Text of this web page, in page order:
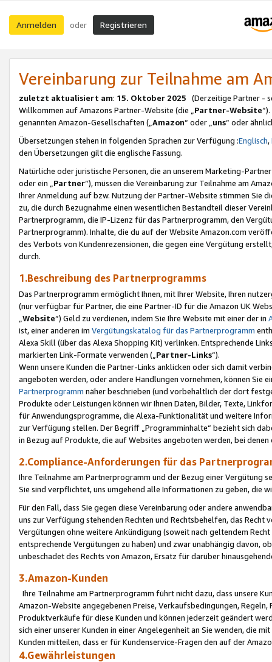
Anmelden oder Registrieren
Vereinbarung zur Teilnahme am
zuletzt aktualisiert am: 15. Oktober 2025 (Derzeitige Partner -
Willkommen auf Amazons Partner-Website (die „Partner-Website
genannten Amazon-Gesellschaften („Amazon“ oder „uns“ oder
Übersetzungen stehen in folgenden Sprachen zur Verfügung :Englisch,
den Übersetzungen gilt die englische Fassung.
Natürliche oder juristische Personen, die an unserem Marketing-
oder ein „Partner“), müssen die Vereinbarung zur Teilnahme am
Ihrer Anmeldung auf bzw. Nutzung der Partner-Website stimmen Sie
zu, die durch Bezugnahme einen wesentlichen Bestandteil dieser
Partnerprogramm, die IP-Lizenz für das Partnerprogramm, den
Partnerprogramm). Inhalte, die du auf der Website Amazon.com
des Verbots von Kundenrezensionen, die gegen eine Vergütung
durch.
1.Beschreibung des Partnerprogramms
Das Partnerprogramm ermöglicht Ihnen, mit Ihrer Website, Ihren
(nur verfügbar für Partner, die eine Partner-ID für die Amazon UK
Website“) Geld zu verdienen, indem Sie Ihre Website mit einer der in
ist, einer anderen im Vergütungskatalog für das Partnerprogramm
Alexa Skill (über das Alexa Shopping Kit) verlinken. Entsprechende
markierten Link-Formate verwenden („ Partner-Links“).
Wenn unsere Kunden die Partner-Links anklicken oder sich damit
angeboten werden, oder andere Handlungen vornehmen, können Sie
Partnerprogramm näher beschrieben (und vorbehaltlich der dort
Produkte oder Leistungen können wir Ihnen Daten, Bilder, Texte,
für Anwendungsprogramme, die Alexa-Funktionalität und weitere
zur Verfügung stellen. Der Begriff „Programminhalte“ bezieht sich
in Bezug auf Produkte, die auf Websites angeboten werden, bei
2.Compliance-Anforderungen für das
Ihre Teilnahme am Partnerprogramm und der Bezug einer Vergütung
Sie sind verpflichtet, uns umgehend alle Informationen zu geben, die
Für den Fall, dass Sie gegen diese Vereinbarung oder andere
uns zur Verfügung stehenden Rechten und Rechtsbehelfen, das
Vergütungen ohne weitere Ankündigung (soweit nach geltendem
entsprechende Vergütungen zu haben) und zwar unabhängig davon,
unbeschadet des Rechts von Amazon, Ersatz für darüber
3.Amazon-Kunden
Ihre Teilnahme am Partnerprogramm führt nicht dazu, dass unsere
Amazon-Website angegebenen Preise, Verkaufsbedingungen,
Produktverkäufe für diese Kunden und können jederzeit geändert
sich einer unserer Kunden in einer Angelegenheit an Sie wenden, die
Kunden mitteilen, dass er für Kundenservice-Fragen den auf der
4.Gewährleistungen